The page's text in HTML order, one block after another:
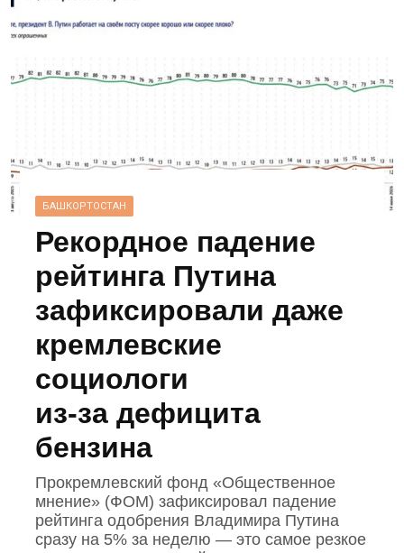
БАШКОРТОСТАН
Рекордное падение
рейтинга Путина
зафиксировали даже
кремлевские
социологи
из‑за дефицита
бензина
Прокремлевский фонд «Общественное
мнение» (ФОМ) зафиксировал падение
рейтинга одобрения Владимира Путина
сразу на 5% за неделю — это самое резкое